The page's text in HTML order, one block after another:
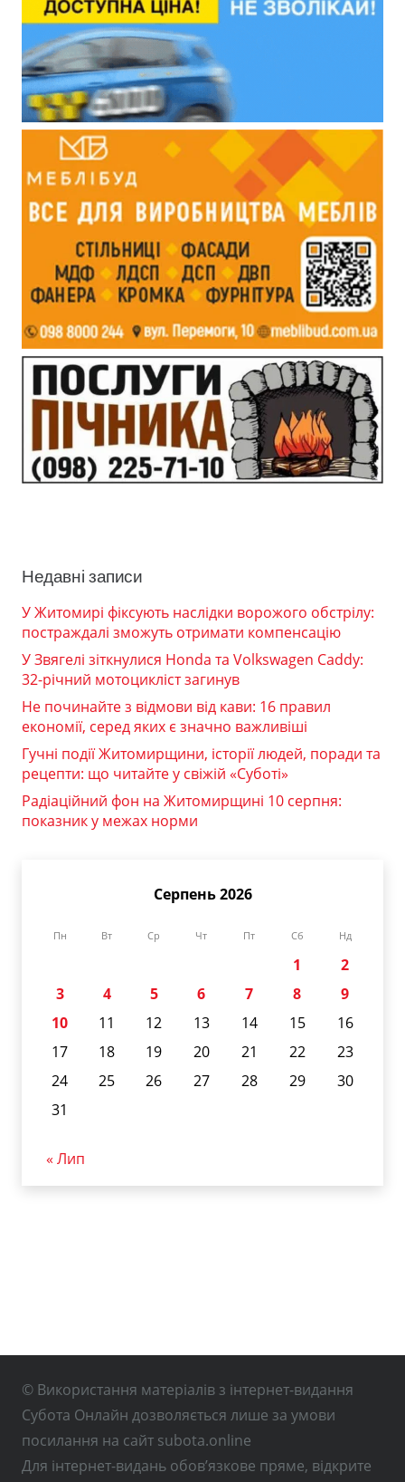
Недавні записи
У Житомирі фіксують наслідки ворожого обстрілу:
постраждалі зможуть отримати компенсацію
У Звягелі зіткнулися Honda та Volkswagen Caddy:
32-річний мотоцикліст загинув
Не починайте з відмови від кави: 16 правил
економії, серед яких є значно важливіші
Гучні події Житомирщини, історії людей, поради та
рецепти: що читайте у свіжій «Суботі»
Радіаційний фон на Житомирщині 10 серпня:
показник у межах норми
Серпень 2026
Пн Вт Ср Чт Пт Сб Нд
1
2
3
4 5 6 7 8
9
10
11 12 13 14 15
16
17
18 19 20 21 22
23
24
25 26 27 28 29
30
31
« Лип
© Використання матеріалів з інтернет-видання
Субота Онлайн дозволяється лише за умови
посилання на сайт subota.online
Для інтернет-видань обов’язкове пряме, відкрите